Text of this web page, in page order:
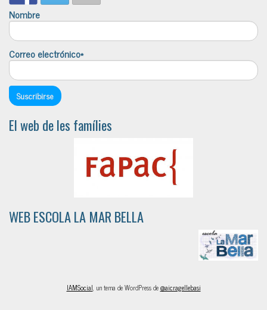
Nombre
Correo electrónico*
El web de les famílies
WEB ESCOLA LA MAR BELLA
IAMSocial, un tema de WordPress de@aicragellebasi